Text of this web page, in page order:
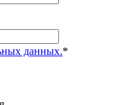
данных.*